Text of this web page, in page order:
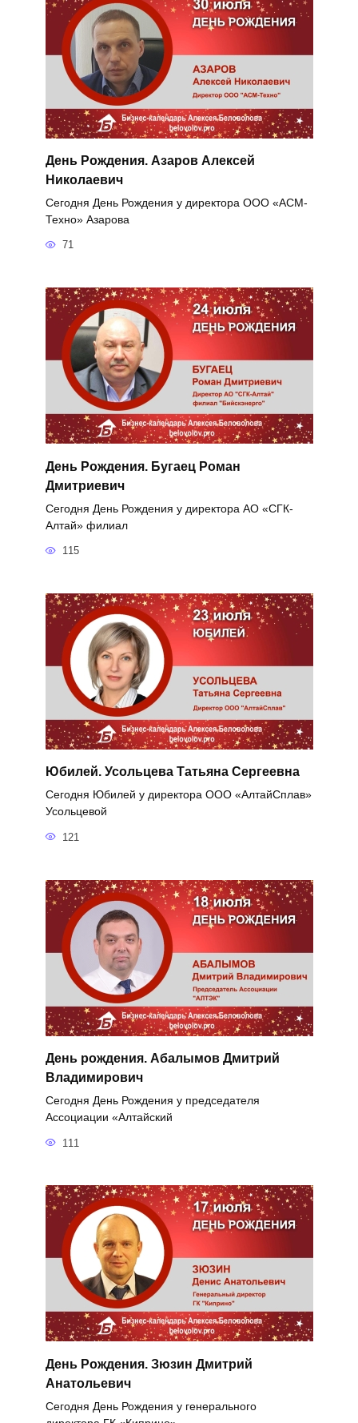
День Рождения. Азаров Алексей
Николаевич
Сегодня День Рождения у директора ООО «АСМ-
Техно» Азарова
71
День Рождения. Бугаец Роман
Дмитриевич
Сегодня День Рождения у директора АО «СГК-
Алтай» филиал
115
Юбилей. Усольцева Татьяна Сергеевна
Сегодня Юбилей у директора ООО «АлтайСплав»
Усольцевой
121
День рождения. Абалымов Дмитрий
Владимирович
Сегодня День Рождения у председателя
Ассоциации «Алтайский
111
День Рождения. Зюзин Дмитрий
Анатольевич
Сегодня День Рождения у генерального